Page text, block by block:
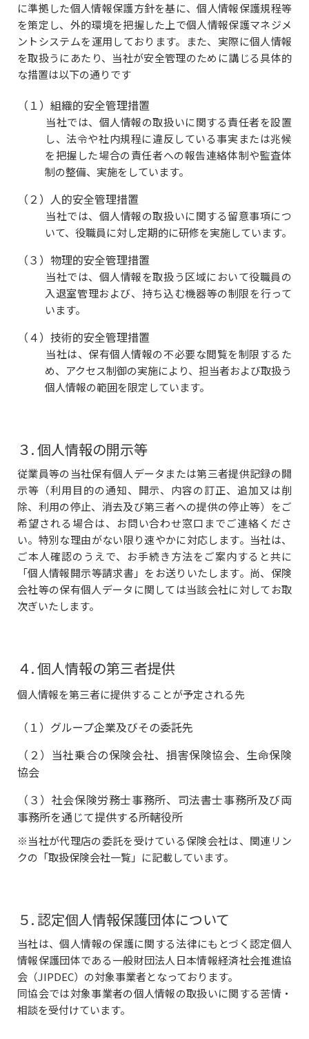
に準拠した個人情報保護方針を基に、個人情報保護規程等
を策定し、外的環境を把握した上で個人情報保護マネジメ
ントシステムを運用しております。また、実際に個人情報
を取扱うにあたり、当社が安全管理のために講じる具体的
な措置は以下の通りです
（１）組織的安全管理措置
当社では、個人情報の取扱いに関する責任者を設置
し、法令や社内規程に違反している事実または兆候
を把握した場合の責任者への報告連絡体制や監査体
制の整備、実施をしています。
（２）人的安全管理措置
当社では、個人情報の取扱いに関する留意事項につ
いて、役職員に対し定期的に研修を実施しています。
（３）物理的安全管理措置
当社では、個人情報を取扱う区域において役職員の
入退室管理および、持ち込む機器等の制限を行って
います。
（４）技術的安全管理措置
当社は、保有個人情報の不必要な閲覧を制限するた
め、アクセス制御の実施により、担当者および取扱う
個人情報の範囲を限定しています。
３. 個人情報の開示等
従業員等の当社保有個人データまたは第三者提供記録の開
示等（利用目的の通知、開示、内容の訂正、追加又は削
除、利用の停止、消去及び第三者への提供の停止等）をご
希望される場合は、お問い合わせ窓口までご連絡くださ
い。特別な理由がない限り速やかに対応します。当社は、
ご本人確認のうえで、お手続き方法をご案内すると共に
「個人情報開示等請求書」をお送りいたします。尚、保険
会社等の保有個人データに関しては当該会社に対してお取
次ぎいたします。
４. 個人情報の第三者提供
個人情報を第三者に提供することが予定される先
（１）グループ企業及びその委託先
（２）当社乗合の保険会社、損害保険協会、生命保険
協会
（３）社会保険労務士事務所、司法書士事務所及び両
事務所を通じて提供する所轄役所
※当社が代理店の委託を受けている保険会社は、関連リン
クの「取扱保険会社一覧」に記載しています。
５. 認定個人情報保護団体について
当社は、個人情報の保護に関する法律にもとづく認定個人
情報保護団体である一般財団法人日本情報経済社会推進協
会（JIPDEC）の対象事業者となっております。
同協会では対象事業者の個人情報の取扱いに関する苦情・
相談を受付けています。